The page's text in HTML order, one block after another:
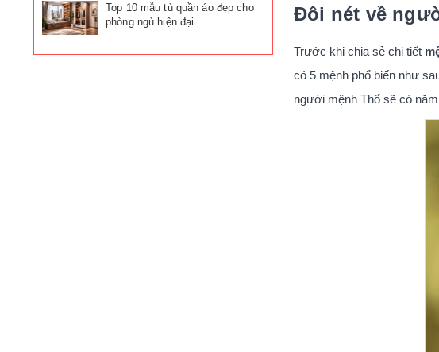
Đôi nét về
Trước khi chia sẻ chi tiết
có 5 mệnh phổ biến như
người mệnh Thổ sẽ có
Top 10 mẫu tủ quần áo đẹp cho
phòng ngủ hiện đại